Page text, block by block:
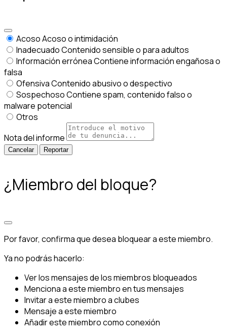
AcosoAcoso o intimidación
InadecuadoContenido sensible o para adultos
Información erróneaContiene información engañosa o
falsa
OfensivaContenido abusivo o despectivo
SospechosoContiene spam, contenido falso o
malware potencial
Otros
Nota del informe
Reportar
¿Miembro del bloque?
Por favor, confirma que desea bloquear a este miembro.
Ya no podrás hacerlo:
Ver los mensajes de los miembros bloqueados
Menciona a este miembro en tus mensajes
Invitar a este miembro a clubes
Mensaje a este miembro
Añadir este miembro como conexión